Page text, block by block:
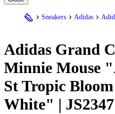
Sneakers Adidas
Adidas Grand
Minnie Mouse
St Tropic
White" | JS2347